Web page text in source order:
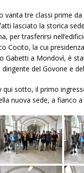
vanta tre classi prime
lasciato la storica
per trasferirsi
Cocito, la cui
Gabetti a Mondovì, è
del Govone e
qui sotto, il primo
nuova sede, a fianco